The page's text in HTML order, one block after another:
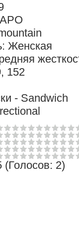
Женская
152
- Sandwich
(Голосов: 2)